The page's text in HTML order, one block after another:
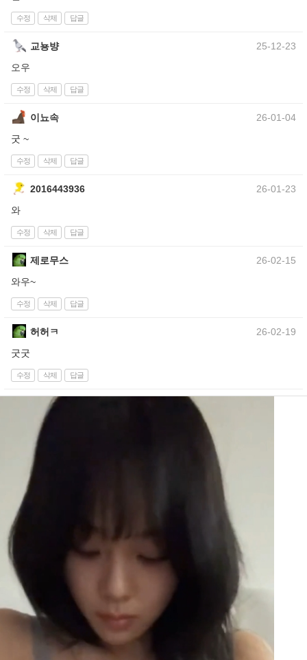
수정 삭제 답글
교뇽뱡
25-12-23
오우
수정 삭제 답글
이뇨속
26-01-04
굿 ~
수정 삭제 답글
2016443936
26-01-23
와
수정 삭제 답글
제로무스
26-02-15
와우~
수정 삭제 답글
허허ㅋ
26-02-19
굿굿
수정 삭제 답글